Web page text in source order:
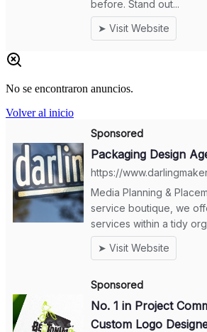
No se encontraron anuncios.
Volver al inicio